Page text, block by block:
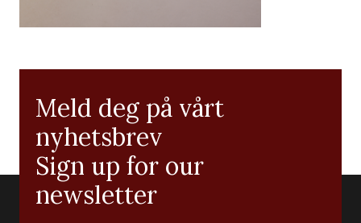
Meld deg på vårt
nyhetsbrev
Sign up for our
newsletter